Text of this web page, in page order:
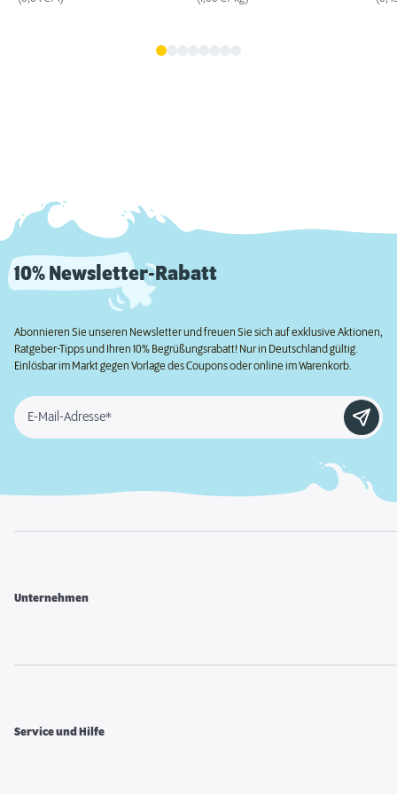
10% Newsletter-Rabatt
Abonnieren Sie unseren Newsletter und freuen Sie sich auf exklusive Aktionen,
Ratgeber-Tipps und Ihren 10% Begrüßungsrabatt! Nur in Deutschland gültig.
Einlösbar im Markt gegen Vorlage des Coupons oder online im Warenkorb.
E-Mail-Adresse*
Unternehmen
Service und Hilfe